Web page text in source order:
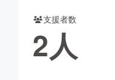
CAMPFIRE Creation
ya コミュニティ
支援者数
2人